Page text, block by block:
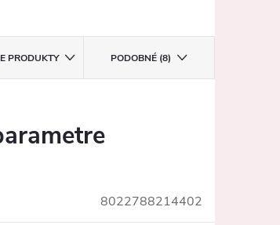
PRODUKTY PODOBNÉ (8)
8022788214402